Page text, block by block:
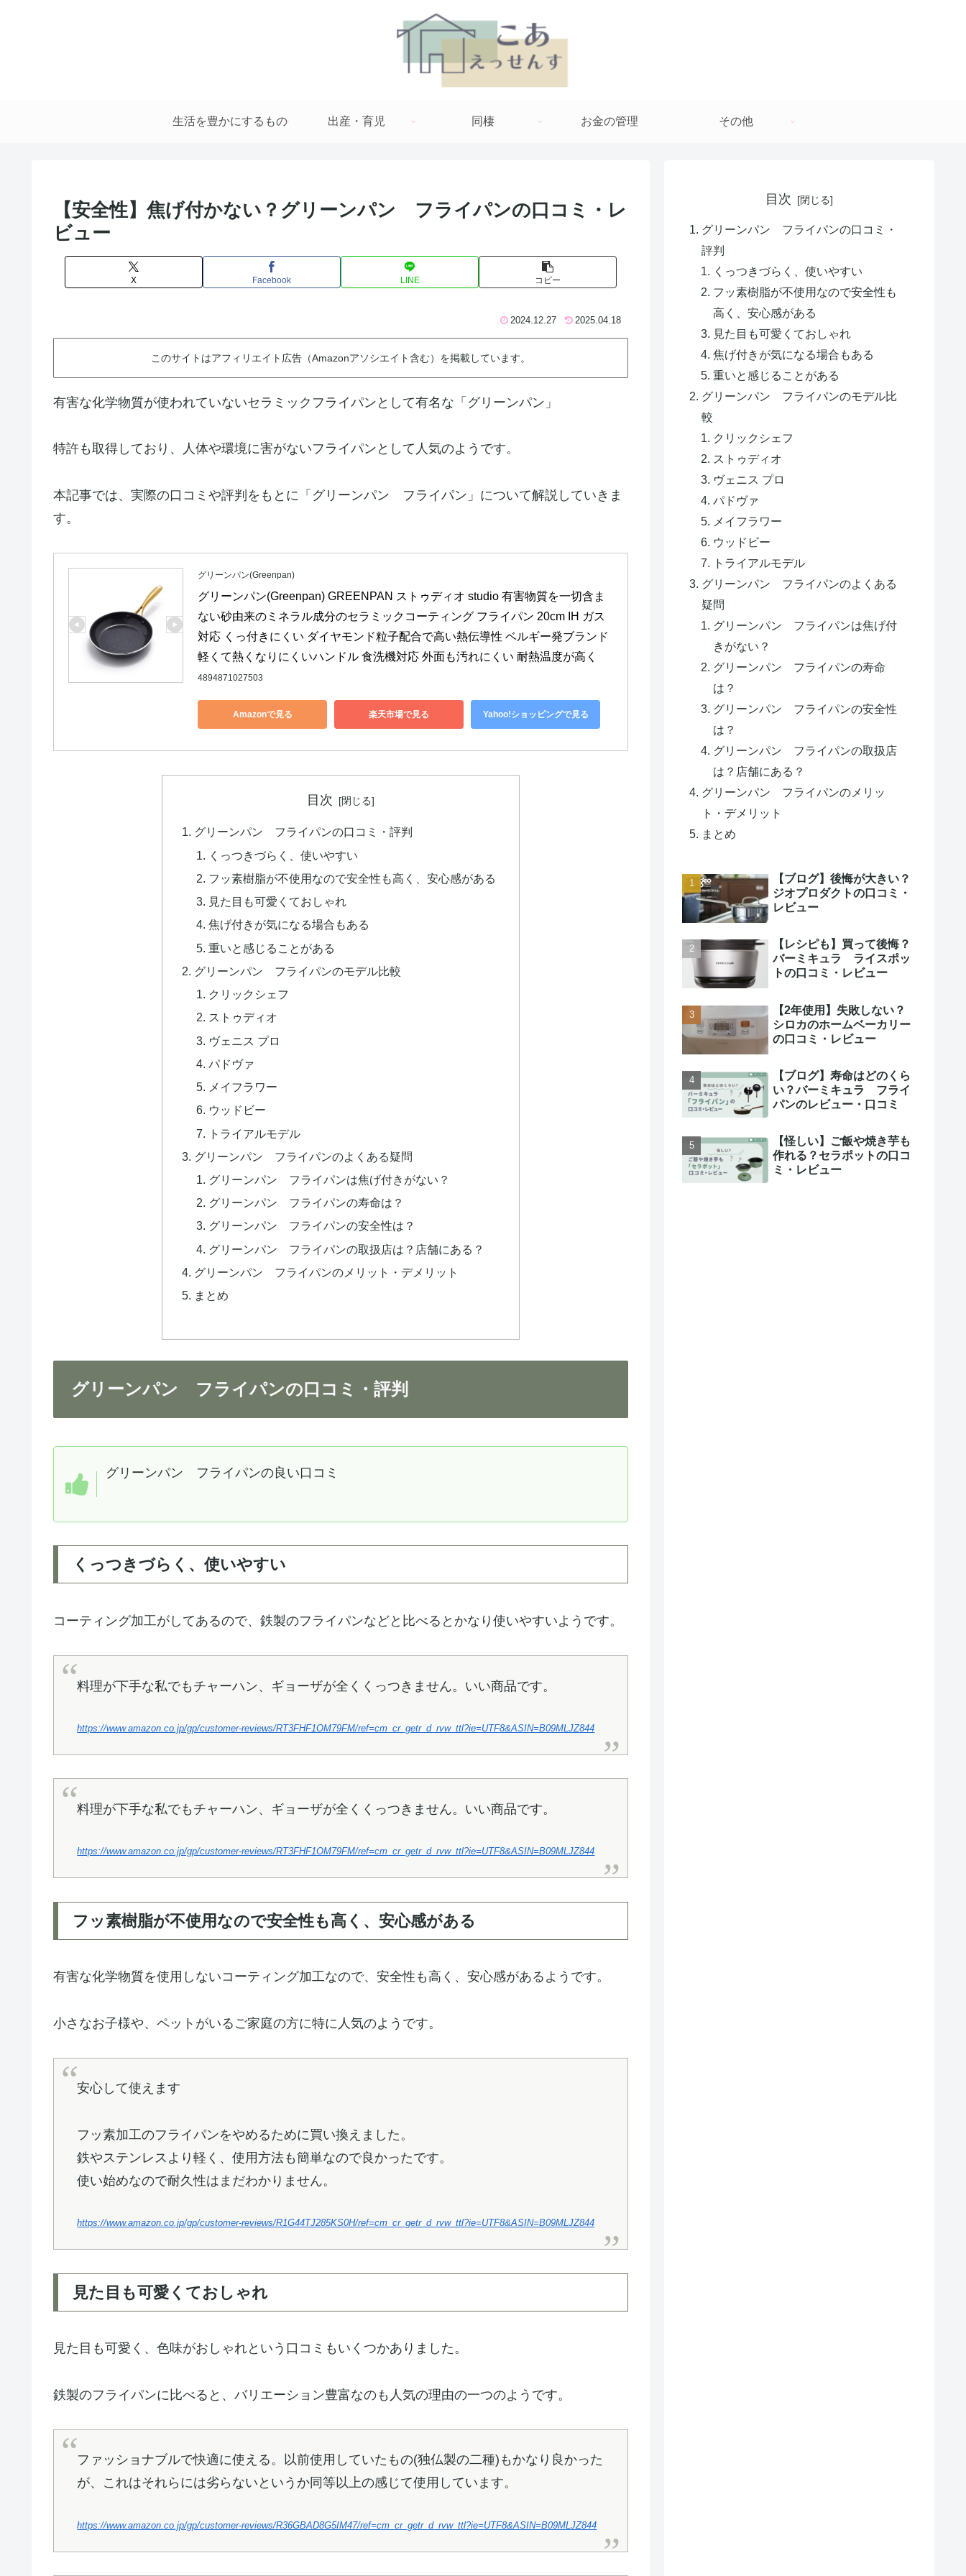
生活を豊かにするもの 出産・育児 同棲 お金の管理 その他
【安全性】焦げ付かない？グリーンパン フライパンの口コミ・レ
ビュー
X Facebook LINE コピー
2024.12.27 2025.04.18
このサイトはアフィリエイト広告（Amazonアソシエイト含む）を掲載しています。
有害な化学物質が使われていないセラミックフライパンとして有名な「グリーンパン」
特許も取得しており、人体や環境に害がないフライパンとして人気のようです。
本記事では、実際の口コミや評判をもとに「グリーンパン フライパン」について解説していきま
す。
グリーンパン(Greenpan)
グリーンパン(Greenpan) GREENPAN ストゥディオ studio 有害物質を一切含ま
ない砂由来のミネラル成分のセラミックコーティング フライパン 20cm IH ガス
対応 くっ付きにくい ダイヤモンド粒子配合で高い熱伝導性 ベルギー発ブランド
軽くて熱くなりにくいハンドル 食洗機対応 外面も汚れにくい 耐熱温度が高く
4894871027503
Amazonで見る 楽天市場で見る Yahoo!ショッピングで見る
目次
グリーンパン フライパンの口コミ・評判
くっつきづらく、使いやすい
フッ素樹脂が不使用なので安全性も高く、安心感がある
見た目も可愛くておしゃれ
焦げ付きが気になる場合もある
重いと感じることがある
グリーンパン フライパンのモデル比較
クリックシェフ
ストゥディオ
ヴェニス プロ
パドヴァ
メイフラワー
ウッドビー
トライアルモデル
グリーンパン フライパンのよくある疑問
グリーンパン フライパンは焦げ付きがない？
グリーンパン フライパンの寿命は？
グリーンパン フライパンの安全性は？
グリーンパン フライパンの取扱店は？店舗にある？
グリーンパン フライパンのメリット・デメリット
まとめ
グリーンパン フライパンの口コミ・評判
グリーンパン フライパンの良い口コミ
くっつきづらく、使いやすい
コーティング加工がしてあるので、鉄製のフライパンなどと比べるとかなり使いやすいようです。
料理が下手な私でもチャーハン、ギョーザが全くくっつきません。いい商品です。
https://www.amazon.co.jp/gp/customer-reviews/RT3FHF1OM79FM/ref=cm_cr_getr_d_rvw_ttl?ie=UTF8&ASIN=B09MLJZ844
料理が下手な私でもチャーハン、ギョーザが全くくっつきません。いい商品です。
https://www.amazon.co.jp/gp/customer-reviews/RT3FHF1OM79FM/ref=cm_cr_getr_d_rvw_ttl?ie=UTF8&ASIN=B09MLJZ844
フッ素樹脂が不使用なので安全性も高く、安心感がある
有害な化学物質を使用しないコーティング加工なので、安全性も高く、安心感があるようです。
小さなお子様や、ペットがいるご家庭の方に特に人気のようです。
安心して使えます
フッ素加工のフライパンをやめるために買い換えました。
鉄やステンレスより軽く、使用方法も簡単なので良かったです。
使い始めなので耐久性はまだわかりません。
https://www.amazon.co.jp/gp/customer-reviews/R1G44TJ285KS0H/ref=cm_cr_getr_d_rvw_ttl?ie=UTF8&ASIN=B09MLJZ844
見た目も可愛くておしゃれ
見た目も可愛く、色味がおしゃれという口コミもいくつかありました。
鉄製のフライパンに比べると、バリエーション豊富なのも人気の理由の一つのようです。
ファッショナブルで快適に使える。以前使用していたもの(独仏製の二種)もかなり良かった
が、これはそれらには劣らないというか同等以上の感じて使用しています。
https://www.amazon.co.jp/gp/customer-reviews/R36GBAD8G5IM47/ref=cm_cr_getr_d_rvw_ttl?ie=UTF8&ASIN=B09MLJZ844
目次
グリーンパン フライパンの口コミ・
評判
くっつきづらく、使いやすい
フッ素樹脂が不使用なので安全性も
高く、安心感がある
見た目も可愛くておしゃれ
焦げ付きが気になる場合もある
重いと感じることがある
グリーンパン フライパンのモデル比
較
クリックシェフ
ストゥディオ
ヴェニス プロ
パドヴァ
メイフラワー
ウッドビー
トライアルモデル
グリーンパン フライパンのよくある
疑問
グリーンパン フライパンは焦げ付
きがない？
グリーンパン フライパンの寿命
は？
グリーンパン フライパンの安全性
は？
グリーンパン フライパンの取扱店
は？店舗にある？
グリーンパン フライパンのメリッ
ト・デメリット
まとめ
【ブログ】後悔が大きい？
ジオプロダクトの口コミ・
レビュー
【レシピも】買って後悔？
バーミキュラ ライスポッ
トの口コミ・レビュー
【2年使用】失敗しない？
シロカのホームベーカリー
の口コミ・レビュー
【ブログ】寿命はどのくら
い？バーミキュラ フライ
パンのレビュー・口コミ
【怪しい】ご飯や焼き芋も
作れる？セラポットの口コ
ミ・レビュー